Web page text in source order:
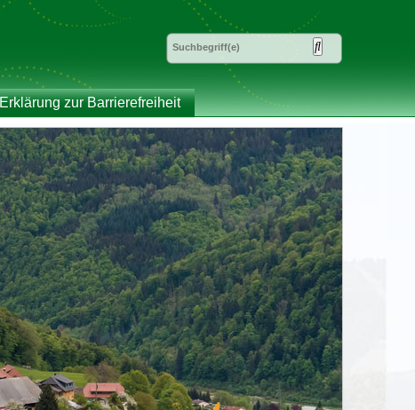
Erklärung zur Barrierefreiheit